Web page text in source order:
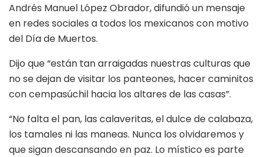
Andrés Manuel López Obrador, difundió un mensaje
en redes sociales a todos los mexicanos con motivo
del Día de Muertos.
Dijo que “están tan arraigadas nuestras culturas que
no se dejan de visitar los panteones, hacer caminitos
con cempasúchil hacia los altares de las casas”.
“No falta el pan, las calaveritas, el dulce de calabaza,
los tamales ni las maneas. Nunca los olvidaremos y
que sigan descansando en paz. Lo místico es parte